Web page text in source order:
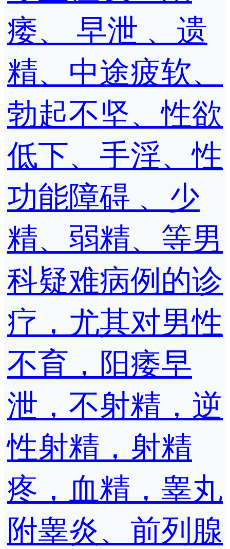
痿、 早泄 、遗
精、中途疲软、
勃起不坚、性欲
低下、手淫、性
功能障碍 、少
精、弱精、等男
科疑难病例的诊
疗，尤其对男性
不育，阳痿早
泄，不射精，逆
性射精，射精
疼，血精，睾丸
附睾炎、前列腺